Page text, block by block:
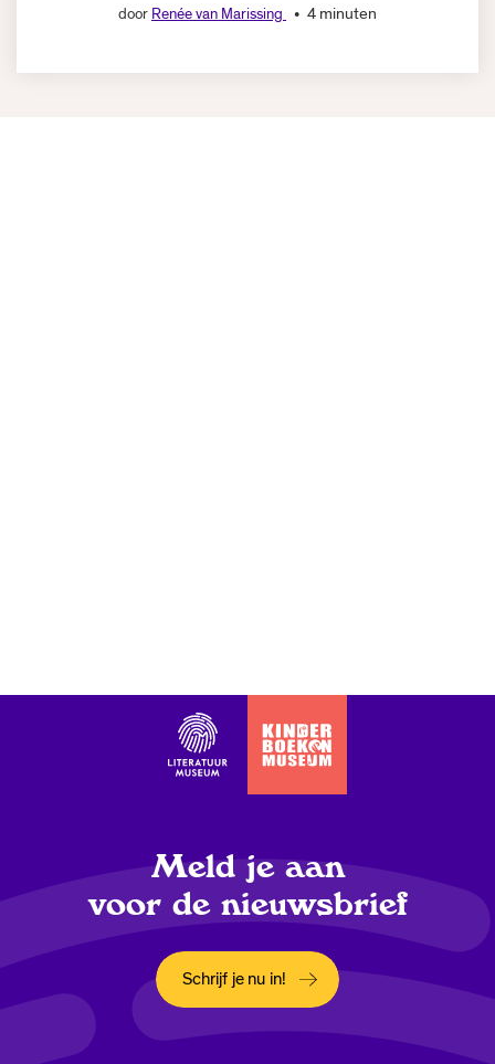
door Renée van Marissing 4 minuten
Meld je aan
voor de nieuwsbrief
Opent in een nieuw tabblad
Schrijf je nu in!